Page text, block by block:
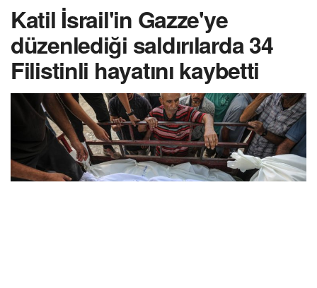
Katil İsrail'in Gazze'ye
düzenlediği saldırılarda 34
Filistinli hayatını kaybetti